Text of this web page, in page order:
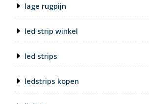
lage rugpijn
led strip winkel
led strips
ledstrips kopen